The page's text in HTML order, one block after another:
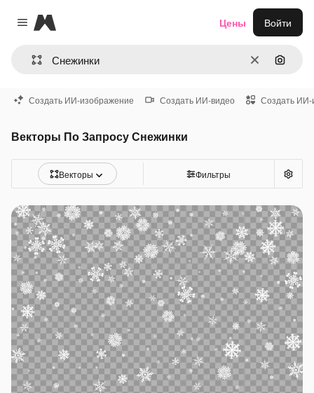
Close menu
Magnific
ОчиститьПоиск
Цены Войти
Создать ИИ-изображение Создать ИИ-видео Создать ИИ-
Векторы По Запросу Снежинки
Векторы Фильтры